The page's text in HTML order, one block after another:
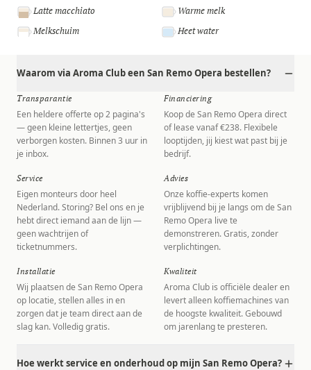
Latte macchiato
Warme melk
Melkschuim
Heet water
Waarom via Aroma Club een San Remo Opera bestellen?
Transparantie
Een heldere offerte op 2 pagina's
— geen kleine lettertjes, geen
verborgen kosten. Binnen 3 uur in
je inbox.
Financiering
Koop de San Remo Opera direct
of lease vanaf €238. Flexibele
looptijden, jij kiest wat past bij je
bedrijf.
Service
Eigen monteurs door heel
Nederland. Storing? Bel ons en je
hebt direct iemand aan de lijn —
geen wachtrijen of
ticketnummers.
Advies
Onze koffie-experts komen
vrijblijvend bij je langs om de San
Remo Opera live te
demonstreren. Gratis, zonder
verplichtingen.
Installatie
Wij plaatsen de San Remo Opera
op locatie, stellen alles in en
zorgen dat je team direct aan de
slag kan. Volledig gratis.
Kwaliteit
Aroma Club is officiële dealer en
levert alleen koffiemachines van
de hoogste kwaliteit. Gebouwd
om jarenlang te presteren.
Hoe werkt service en onderhoud op mijn San Remo Opera?